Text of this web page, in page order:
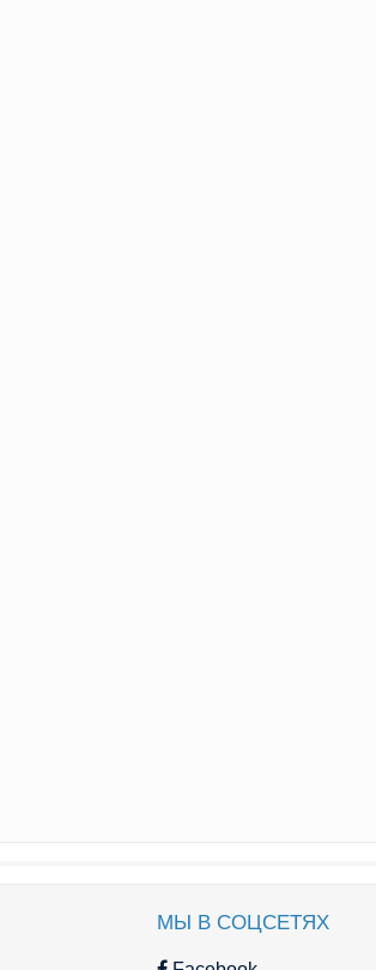
МЫ В СОЦСЕТЯХ